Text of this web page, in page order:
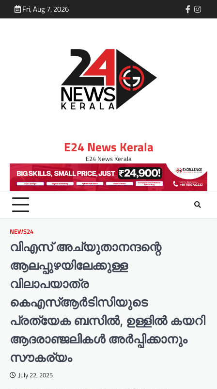
Fri, Aug 7, 2026
E24 News Kerala
E24 News Kerala
NEWS24
വിഎസ് അച്യുതാനന്ദന്റെ
ആലപ്പുഴയിലേക്കുള്ള
വിലാപയാത്ര
കെഎസ്ആർടിസിയുടെ
പ്രത്യേക ബസിൽ, ഉള്ളിൽ കയറി
ആദരാഞ്ജലികൾ അർപ്പിക്കാനും
സൗകര്യം
July 22, 2025